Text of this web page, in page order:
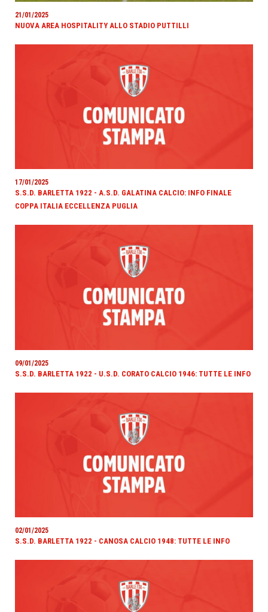
21/01/2025
NUOVA AREA HOSPITALITY ALLO STADIO PUTTILLI
17/01/2025
S.S.D. BARLETTA 1922 - A.S.D. GALATINA CALCIO: INFO FINALE
COPPA ITALIA ECCELLENZA PUGLIA
09/01/2025
S.S.D. BARLETTA 1922 - U.S.D. CORATO CALCIO 1946: TUTTE LE INFO
02/01/2025
S.S.D. BARLETTA 1922 - CANOSA CALCIO 1948: TUTTE LE INFO